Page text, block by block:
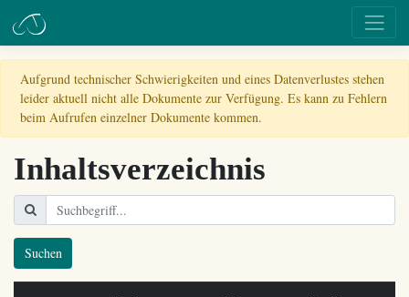
Aufgrund technischer Schwierigkeiten und eines Datenverlustes stehen
leider aktuell nicht alle Dokumente zur Verfügung. Es kann zu Fehlern
beim Aufrufen einzelner Dokumente kommen.
Inhaltsverzeichnis
Suchen